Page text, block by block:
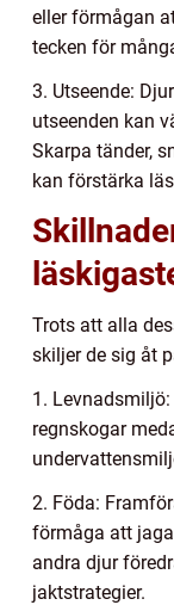
eller förmågan
tecken för
3. Utseende:
utseenden kan
Skarpa tänder,
kan förstärka
Trots att alla
skiljer de sig åt
1.
regnskogar
2. Föda:
förmåga att
andra djur
jaktstrategier.